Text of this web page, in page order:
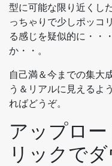
型に可能な限り近くし
っちゃりで少しポッコ
る感じを疑似的に・・
か・・。
自己満＆今までの集大
う＆リアルに見えるよ
ればどうぞ。
アップロ
リックでダ